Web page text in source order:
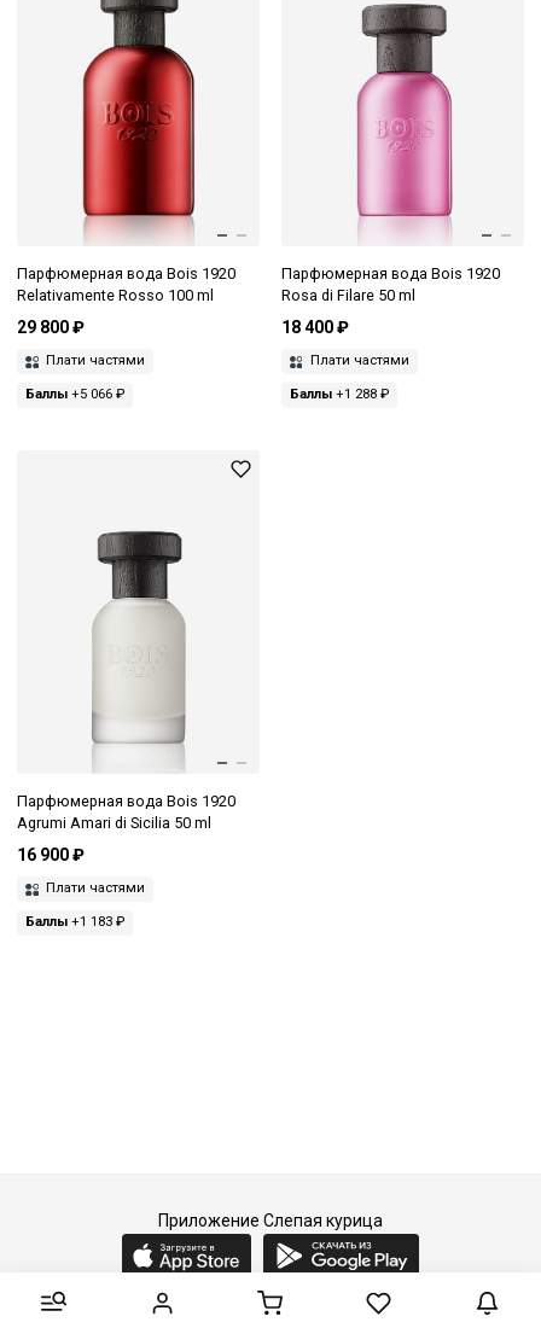
Парфюмерная вода Bois 1920
Relativamente Rosso 100 ml
29 800 ₽
Плати частями
Баллы +5 066 ₽
Парфюмерная вода Bois 1920
Rosa di Filare 50 ml
18 400 ₽
Плати частями
Баллы+1 288 ₽
Парфюмерная вода Bois 1920
Agrumi Amari di Sicilia 50 ml
16 900 ₽
Плати частями
Баллы +1 183 ₽
Приложение Слепая курица
2015-2026 © Слепая курица - fashion concept store.